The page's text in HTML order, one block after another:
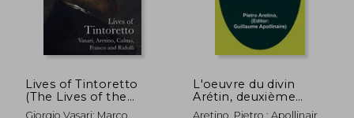
dcto. 24,80 €
5%
dcto.
Lives of Tintoretto
(The Lives of the
Artists) (en Inglés)
Giorgio Vasari; Marco
L'oeuvre du divin
Arétin, deuxième
partie; Essai de
Aretino, Pietro ; Apollinaire,